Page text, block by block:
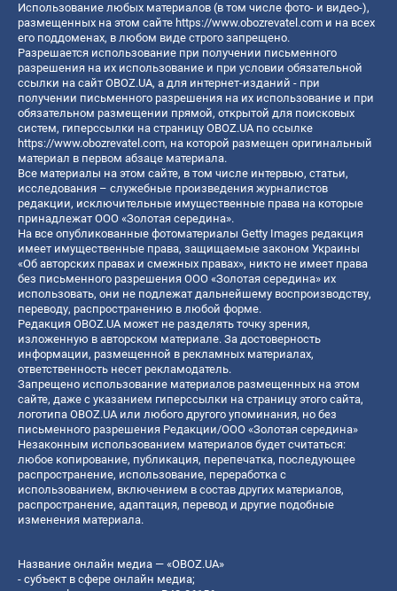
Использование любых материалов (в том числе фото- и видео-),
размещенных на этом сайте https://www.obozrevatel.com и на всех
его поддоменах, в любом виде строго запрещено.
Разрешается использование при получении письменного
разрешения на их использование и при условии обязательной
ссылки на сайт OBOZ.UA, а для интернет-изданий - при
получении письменного разрешения на их использование и при
обязательном размещении прямой, открытой для поисковых
систем, гиперссылки на страницу OBOZ.UA по ссылке
https://www.obozrevatel.com, на которой размещен оригинальный
материал в первом абзаце материала.
Все материалы на этом сайте, в том числе интервью, статьи,
исследования – служебные произведения журналистов
редакции, исключительные имущественные права на которые
принадлежат ООО «Золотая середина».
На все опубликованные фотоматериалы Getty Images редакция
имеет имущественные права, защищаемые законом Украины
«Об авторских правах и смежных правах», никто не имеет права
без письменного разрешения ООО «Золотая середина» их
использовать, они не подлежат дальнейшему воспроизводству,
переводу, распространению в любой форме.
Редакция OBOZ.UA может не разделять точку зрения,
изложенную в авторском материале. За достоверность
информации, размещенной в рекламных материалах,
ответственность несет рекламодатель.
Запрещено использование материалов размещенных на этом
сайте, даже с указанием гиперссылки на страницу этого сайта,
логотипа OBOZ.UA или любого другого упоминания, но без
письменного разрешения Редакции/ООО «Золотая середина»
Незаконным использованием материалов будет считаться:
любое копирование, публикация, перепечатка, последующее
распространение, использование, переработка с
использованием, включением в состав других материалов,
распространение, адаптация, перевод и другие подобные
изменения материала.
Название онлайн медиа — «OBOZ.UA»
- субъект в сфере онлайн медиа;